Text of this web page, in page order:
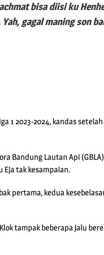
bisa diisi ku
gagal maning son
1 2023-2024, kandas
Bandung Lautan Api
Eja tak kesampaian.
pertama, kedua
tampak beberapa Jalu